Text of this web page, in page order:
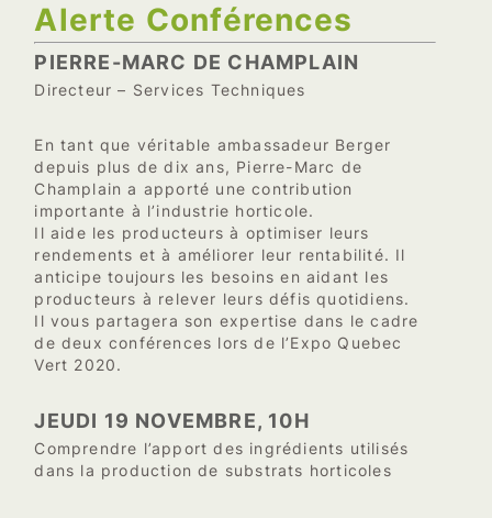
Alerte Conférences
PIERRE-MARC DE CHAMPLAIN
Directeur – Services Techniques
En tant que véritable ambassadeur Berger
depuis plus de dix ans, Pierre-Marc de
Champlain a apporté une contribution
importante à l’industrie horticole.
Il aide les producteurs à optimiser leurs
rendements et à améliorer leur rentabilité. Il
anticipe toujours les besoins en aidant les
producteurs à relever leurs défis quotidiens.
Il vous partagera son expertise dans le cadre
de deux conférences lors de l’Expo Quebec
Vert 2020.
JEUDI 19 NOVEMBRE, 10H
Comprendre l’apport des ingrédients utilisés
dans la production de substrats horticoles